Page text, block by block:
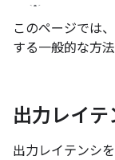
このページでは
する一般的な方
出力レイテ
出力レイテンシ